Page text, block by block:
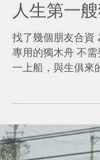
人生第一
找了幾個朋友合資
專用的獨木舟 不需
一上船，與生俱來